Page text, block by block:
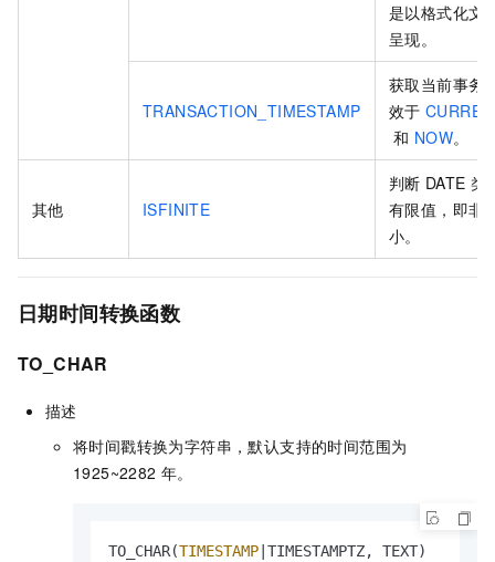
是以格式化文
呈现。
TRANSACTION_TIMESTAMP
获取当前事务
效于
和 NOW。
其他 ISFINITE
判断 DATE 类
有限值，即非
小。
日期时间转换函数
TO_CHAR
描述
将时间戳转换为字符串，默认支持的时间范围为
1925~2282 年。
TO_CHAR(TIMESTAMP TIMESTAMPTZ, TEXT)